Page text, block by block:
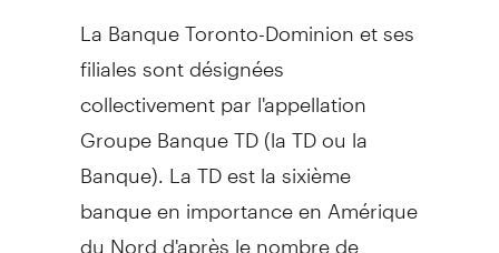
La Banque Toronto-Dominion et ses
filiales sont désignées
collectivement par l'appellation
Groupe Banque TD (la TD ou la
Banque). La TD est la sixième
banque en importance en Amérique
du Nord d'après le nombre de